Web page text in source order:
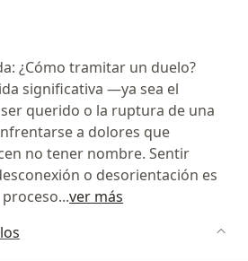
¿Cómo tramitar un duelo?
significativa —ya sea el
querido o la ruptura de una
a dolores que
no tener nombre. Sentir
o desorientación es
...ver más